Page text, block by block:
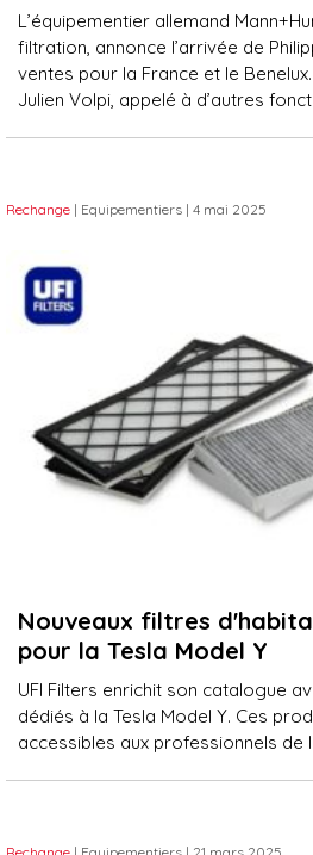
L’équipementier allemand
filtration, annonce l’arrivée de
ventes pour la France et le
Julien Volpi, appelé à d’autres
Rechange | Equipementiers | 4 mai 2025
Nouveaux filtres
pour la Tesla Model Y
UFI Filters enrichit son catalogue
dédiés à la Tesla Model Y. Ces
accessibles aux professionnels de